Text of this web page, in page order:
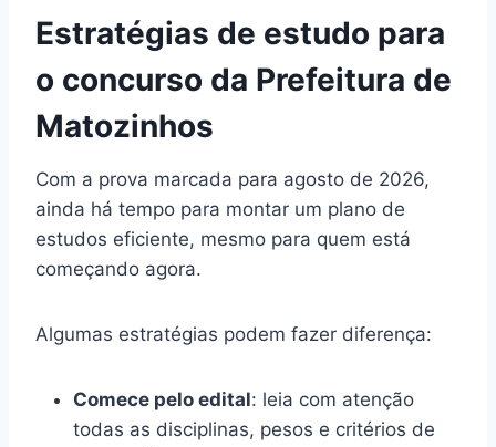
Estratégias de estudo para
o concurso da Prefeitura de
Matozinhos
Com a prova marcada para agosto de 2026,
ainda há tempo para montar um plano de
estudos eficiente, mesmo para quem está
começando agora.
Algumas estratégias podem fazer diferença:
Comece pelo edital: leia com atenção
todas as disciplinas, pesos e critérios de